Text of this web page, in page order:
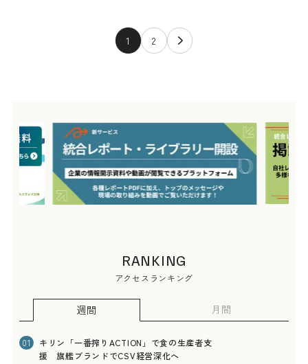
1 2
RANKING
アクセスランキング
週間 月間
01
キリン「一番搾りACTION」で食の生産者支
援 旗艦ブランドでCSV経営深化へ